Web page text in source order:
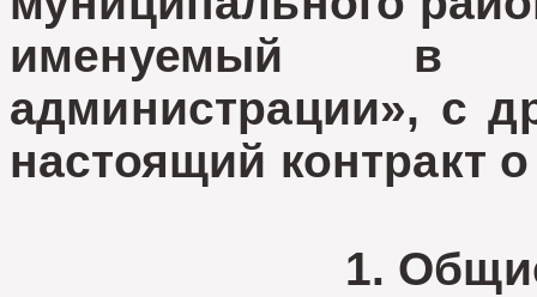
именуемый в
администрации», с
настоящий контракт
1.